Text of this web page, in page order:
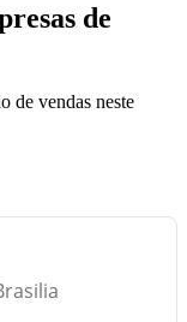
de
de vendas neste